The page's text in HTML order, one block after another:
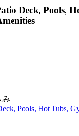
Deck, Pools,
み
Pools, Hot Tubs,